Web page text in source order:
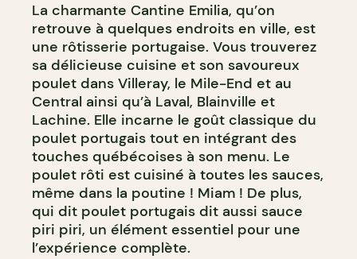
La charmante Cantine Emilia, qu’on
retrouve à quelques endroits en ville, est
une rôtisserie portugaise. Vous trouverez
sa délicieuse cuisine et son savoureux
poulet dans Villeray, le Mile-End et au
Central ainsi qu’à Laval, Blainville et
Lachine. Elle incarne le goût classique du
poulet portugais tout en intégrant des
touches québécoises à son menu. Le
poulet rôti est cuisiné à toutes les sauces,
même dans la poutine ! Miam ! De plus,
qui dit poulet portugais dit aussi sauce
piri piri, un élément essentiel pour une
l’expérience complète.